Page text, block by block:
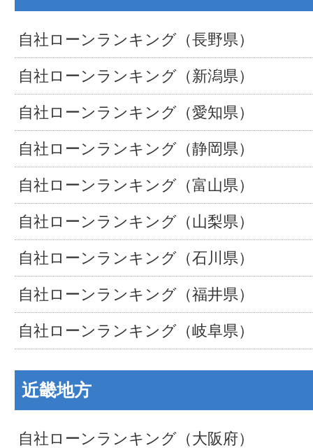
自社ローンランキング（長野県）
自社ローンランキング（新潟県）
自社ローンランキング（愛知県）
自社ローンランキング（静岡県）
自社ローンランキング（富山県）
自社ローンランキング（山梨県）
自社ローンランキング（石川県）
自社ローンランキング（福井県）
自社ローンランキング（岐阜県）
近畿地方
自社ローンランキング（大阪府）